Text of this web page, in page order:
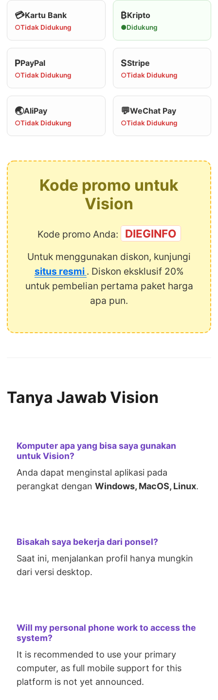
💳Kartu Bank
○Tidak Didukung
₿Kripto
●Didukung
PPayPal
○Tidak Didukung
SStripe
○Tidak Didukung
🌏AliPay
○Tidak Didukung
💬WeChat Pay
○Tidak Didukung
Kode promo untuk
Vision
Kode promo Anda: DIEGINFO
Untuk menggunakan diskon, kunjungi
situs resmi . Diskon eksklusif 20%
untuk pembelian pertama paket harga
apa pun.
Tanya Jawab Vision
Komputer apa yang bisa saya gunakan
untuk Vision?
Anda dapat menginstal aplikasi pada
perangkat dengan Windows, MacOS, Linux.
Bisakah saya bekerja dari ponsel?
Saat ini, menjalankan profil hanya mungkin
dari versi desktop.
Will my personal phone work to access the
system?
It is recommended to use your primary
computer, as full mobile support for this
platform is not yet announced.